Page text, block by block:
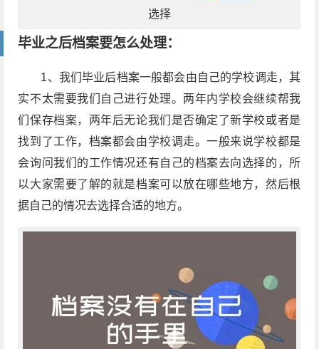
选择
毕业之后档案要怎么处理：
1、我们毕业后档案一般都会由自己的学校调走，其
实不太需要我们自己进行处理。两年内学校会继续帮我
们保存档案，两年后无论我们是否确定了新学校或者是
找到了工作，档案都会由学校调走。一般来说学校都是
会询问我们的工作情况还有自己的档案去向选择的，所
以大家需要了解的就是档案可以放在哪些地方，然后根
据自己的情况去选择合适的地方。